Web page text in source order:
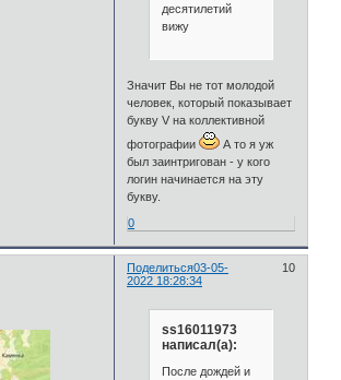
десятилетий
вижу
Значит Вы не тот молодой
человек, который показывает
букву V на коллективной
фотографии
А то я уж
был заинтригован - у кого
логин начинается на эту
букву.
0
Поделиться 10
03-05-
2022 18:28:34
ss16011973
написал(а):
После дождей и